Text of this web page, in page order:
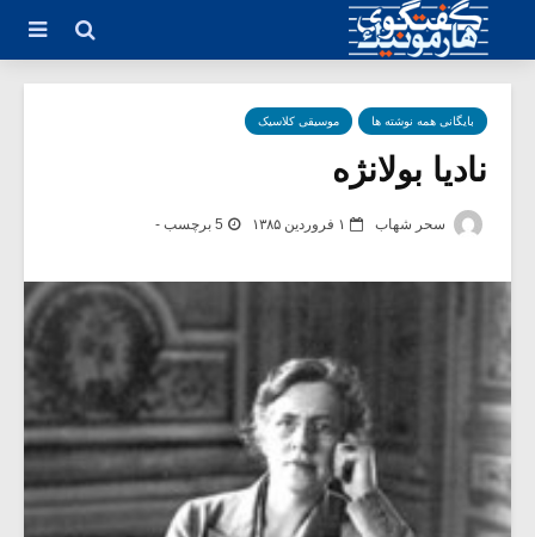
بایگانی همه نوشته ها موسیقی کلاسیک
نادیا بولانژه
سحر شهاب ۱ فروردین ۱۳۸۵ 5 برچسب -